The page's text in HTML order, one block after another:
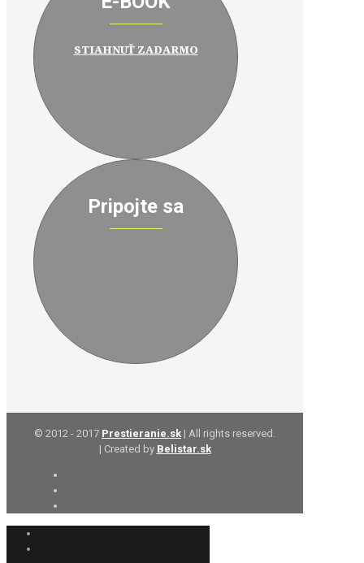
STIAHNUŤ ZADARMO
Pripojte sa
© 2012 - 2017 Prestieranie.sk | All rights reserved.
| Created by Belistar.sk